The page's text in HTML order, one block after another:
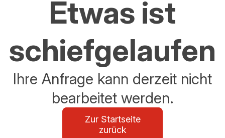
Etwas ist
schiefgelaufen
Ihre Anfrage kann derzeit nicht
bearbeitet werden.
Zur Startseite
zurück